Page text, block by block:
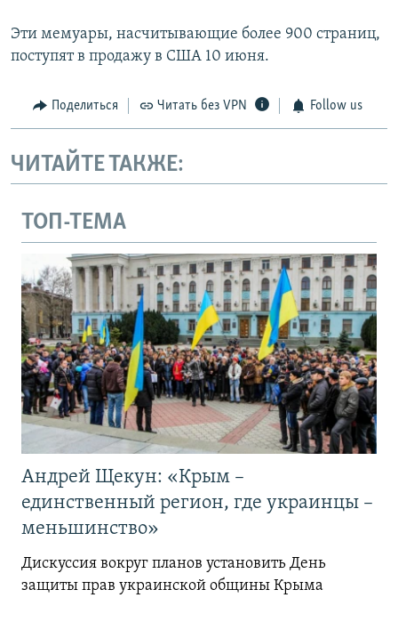
Эти мемуары, насчитывающие более 900 страниц,
поступят в продажу в США 10 июня.
Поделиться Читать без VPN Follow us
ЧИТАЙТЕ ТАКЖЕ:
ТОП-ТЕМА
Андрей Щекун: «Крым –
единственный регион, где украинцы –
меньшинство»
Дискуссия вокруг планов установить День
защиты прав украинской общины Крыма